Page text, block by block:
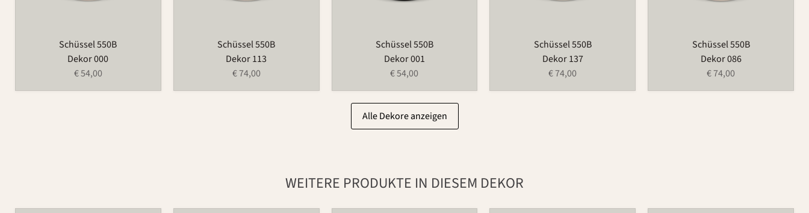
Schüssel 550B
Dekor 000
€ 54,00
Schüssel 550B
Dekor 113
€ 74,00
Schüssel 550B
Dekor 001
€ 54,00
Schüssel 550B
Dekor 137
€ 74,00
Schüssel 550B
Dekor 086
€ 74,00
Alle Dekore anzeigen
WEITERE PRODUKTE IN DIESEM DEKOR